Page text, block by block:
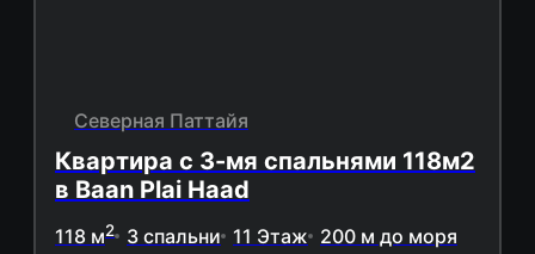
Северная Паттайя
Квартира с 3-мя спальнями 118м2
в Baan Plai Haad
118 м2 3 спальни 11 Этаж 200 м до моря